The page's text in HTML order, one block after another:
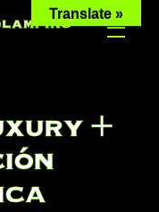
+
Translate »